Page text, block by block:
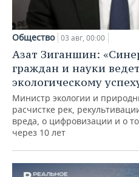
Общество 03 авг, 00:00
Азат Зиганшин:
граждан и науки
экологическому
Министр экологии и
расчистке рек,
вреда, о цифровизации и о
через 10 лет